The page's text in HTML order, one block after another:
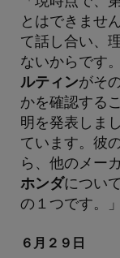
とはできませ
て話し合い、
ないからです
ルティンがそ
かを確認する
明を発表しま
ています。彼
ら、他のメー
ホンダについ
の１つです。」
６月２９日